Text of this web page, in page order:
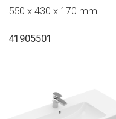
550 x 430 x 170 mm
41905501